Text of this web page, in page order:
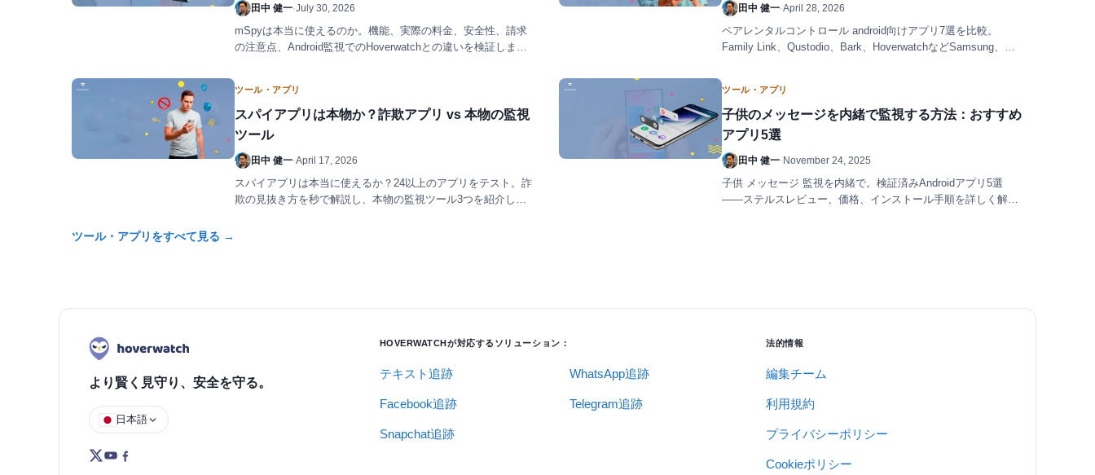
田中 健一·July 30, 2026
mSpyは本当に使えるのか。機能、実際の料金、安全性、請求
の注意点、Android監視でのHoverwatchとの違いを検証しま
田中 健一·April 28, 2026
ペアレンタルコントロール android向けアプリ7選を比較。
Family Link、Qustodio、Bark、HoverwatchなどSamsung、
ツール・アプリ
スパイアプリは本物か？詐欺アプリ vs 本物の監視
ツール
田中 健一·April 17, 2026
スパイアプリは本当に使えるか？24以上のアプリをテスト。詐
欺の見抜き方を秒で解説し、本物の監視ツール3つを紹介しま
ツール・アプリ
子供のメッセージを内緒で監視する方法：おすすめ
アプリ5選
田中 健一·November 24, 2025
子供 メッセージ 監視を内緒で。検証済みAndroidアプリ5選
——ステルスレビュー、価格、インストール手順を詳しく解
ツール・アプリをすべて見る →
より賢く見守り、安全を守る。
日本語
HOVERWATCHが対応するソリューション：
テキスト追跡 WhatsApp追跡
Facebook追跡 Telegram追跡
Snapchat追跡
法的情報
編集チーム
利用規約
プライバシーポリシー
Cookieポリシー